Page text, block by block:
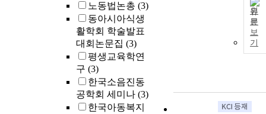
노동법논총 (3)
동아시아식생
활학회 학술발표
대회논문집 (3)
평생교육학연
구 (3)
한국소음진동
공학회 세미나 (3)
한국아동복지
원
문
보
기